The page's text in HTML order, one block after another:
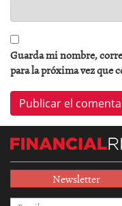
Guarda mi nombre,
para la próxima vez que
Newsletter